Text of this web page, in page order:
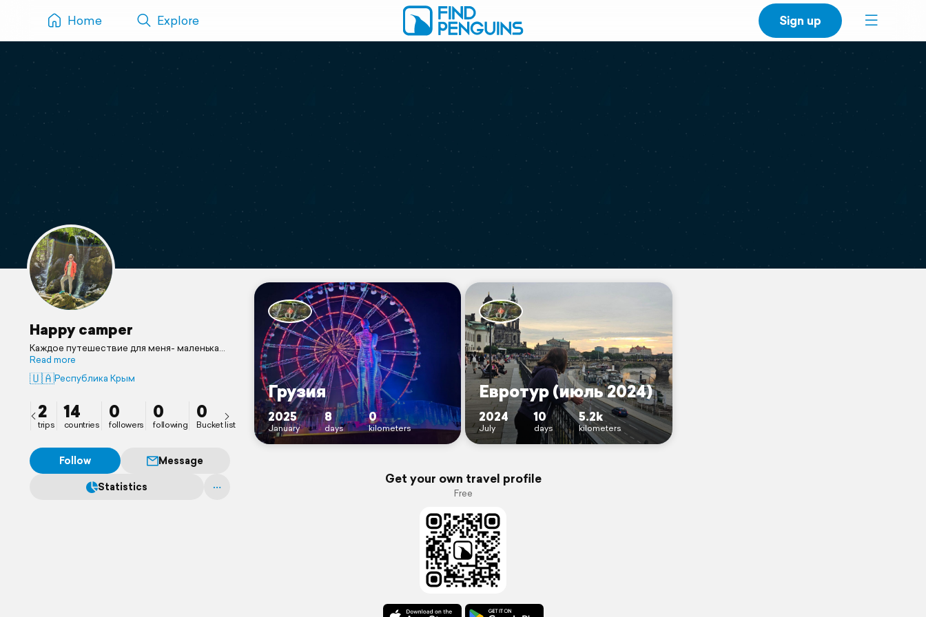
Home Explore Sign up
Happy camper
Каждое путешествие для меня- маленькая
новая жизнь. Стараюсь максимально
насыщенно проживать каждую из них...
Read more
🇺🇦Республика Крым
2
trips
14
countries
0
followers
0
following
0
Bucket list
Follow
Message
Statistics
Грузия
2025
January
8
days
0
kilometers
Евротур (июль 2024)
2024
July
10
days
5.2k
kilometers
Get your own travel profile
Free